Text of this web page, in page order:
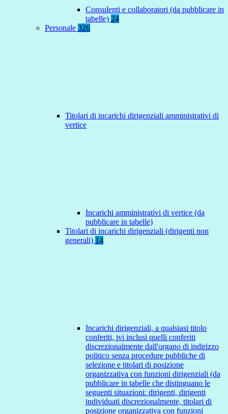
Consulenti e collaboratori (da pubblicare in
tabelle) 24
Personale 326
Titolari di incarichi dirigenziali amministrativi di
vertice
Incarichi amministrativi di vertice (da
pubblicare in tabelle)
Titolari di incarichi dirigenziali (dirigenti non
generali) 14
Incarichi dirigenziali, a qualsiasi titolo
conferiti, ivi inclusi quelli conferiti
discrezionalmente dall'organo di indirizzo
politico senza procedure pubbliche di
selezione e titolari di posizione
organizzativa con funzioni dirigenziali (da
pubblicare in tabelle che distinguano le
seguenti situazioni: dirigenti, dirigenti
individuati discrezionalmente, titolari di
posizione organizzativa con funzioni